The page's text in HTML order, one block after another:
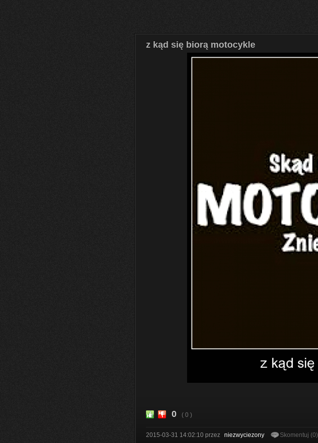
z kąd się biorą motocykle
0 ( 0 )
2015-03-31 14:02:10 przez niezwyciezony Skomentuj (0)